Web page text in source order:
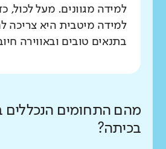
למידה מגוונים. מעל
למידה מיטבית היא צריכה
בתנאים טובים ובאווירה
מהם התחומים הנכללים
בכיתה?